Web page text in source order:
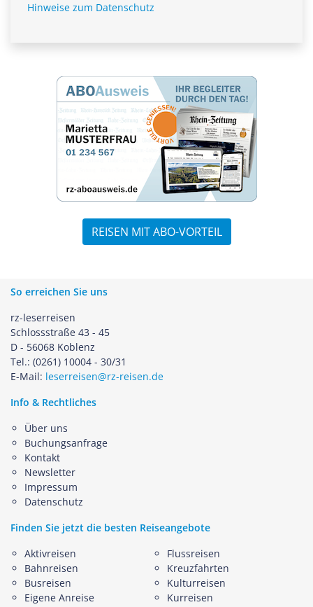
Hinweise zum Datenschutz
REISEN MIT ABO-VORTEIL
So erreichen Sie uns
rz-leserreisen
Schlossstraße 43 - 45
D - 56068 Koblenz
Tel.: (0261) 10004 - 30/31
E-Mail: leserreisen@rz-reisen.de
Finden Sie jetzt die besten Reiseangebote
Aktivreisen
Bahnreisen
Busreisen
Eigene Anreise
Flussreisen
Kreuzfahrten
Kulturreisen
Kurreisen
Info & Rechtliches
Über uns
Buchungsanfrage
Kontakt
Newsletter
Impressum
Datenschutz